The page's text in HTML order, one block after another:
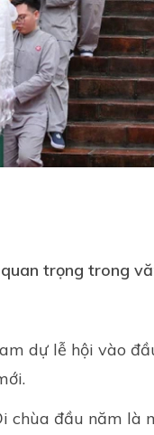
trọng trong
dự lễ hội vào
chùa đầu năm là